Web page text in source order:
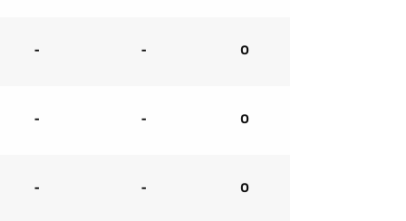
- - 0
- - 0
- - 0